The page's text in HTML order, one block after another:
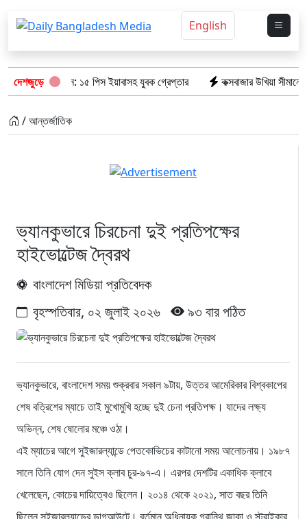
English
দেশজুড়ে
অভিযানে: ১৫ পিস ইয়াবাসহ যুবক গ্রেপ্তার কক্সবাজার উখিয়া সীমান্তে
/ আন্তর্জাতিক
ভ্যানকুভারে চিরচেনা দুই প্রতিপক্ষের
হাইভোল্টেজ দ্বৈরথ
বাংলাদেশ মিডিয়া প্রতিবেদক
বৃহস্পতিবার, ০২ জুলাই ২০২৬
৯৩ বার পঠিত
ভ্যানকুভারে, বাংলাদেশ সময় শুক্রবার সকাল ৯টায়, উত্তর আমেরিকার বিশ্বকাপের
শেষ বত্রিশের ম্যাচে তাই মুখোমুখি হচ্ছে দুই চেনা প্রতিপক্ষ। যাদের লক্ষ্য
অভিন্ন, শেষ ষোলোর মঞ্চে ওঠা।
এই ম্যাচের আগে সুইজারল্যান্ডে পেতকোভিচের কাটানো সময় আলোচনায়। ১৯৮৭
সালে তিনি যোগ দেন সুইস ক্লাব চুর-৯৭-এ। এরপর দেশটির একাধিক ক্লাবে
খেলেছেন, কোচের দায়িত্বেও ছিলেন। ২০১৪ থেকে ২০২১, সাত বছর তিনি